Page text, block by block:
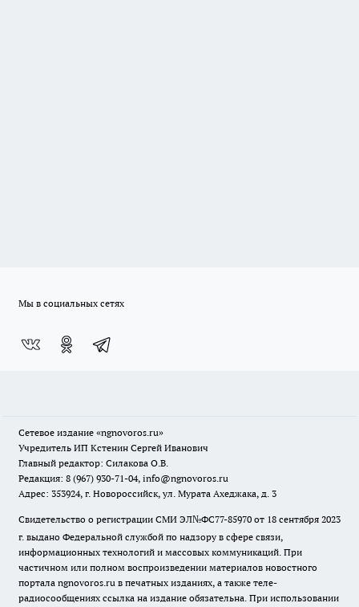
Мы в социальных сетях
Сетевое издание «ngnovoros.ru»
Учредитель ИП Кстенин Сергей Иванович
Главный редактор: Силакова О.В.
Редакция: 8 (967) 930-71-04, info@ngnovoros.ru
Адрес: 353924, г. Новороссийск, ул. Мурата Ахеджака, д. 3
Свидетельство о регистрации СМИ ЭЛ№ФС77-85970 от 18 сентября 2023
г. выдано Федеральной службой по надзору в сфере связи,
информационных технологий и массовых коммуникаций. При
частичном или полном воспроизведении материалов новостного
портала ngnovoros.ru в печатных изданиях, а также теле-
радиосообщениях ссылка на издание обязательна. При использовании